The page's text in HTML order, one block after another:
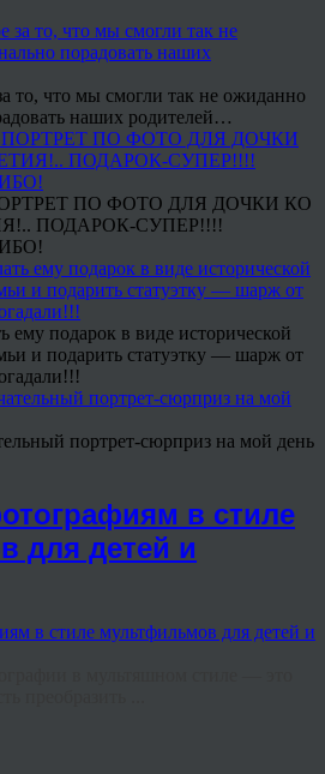
то, что мы смогли так не ожиданно
наших родителей…
ПО ФОТО ДЛЯ ДОЧКИ КО
ПОДАРОК-СУПЕР!!!!
ему подарок в виде исторической
и подарить статуэтку — шарж от
портрет-сюрприз на мой день
в стиле
для детей и